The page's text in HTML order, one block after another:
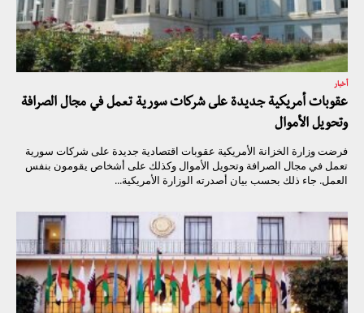
أخبار
عقوبات أمريكية جديدة على شركات سورية تعمل في مجال الصرافة
وتحويل الأموال
فرضت وزارة الخزانة الأمريكية عقوبات اقتصادية جديدة على شركات سورية
تعمل في مجال الصرافة وتحويل الأموال وكذلك على أشخاص يقومون بنفس
العمل. جاء ذلك بحسب بيان أصدرته الوزارة الأمريكية...